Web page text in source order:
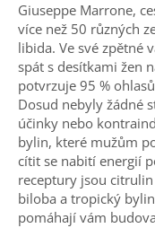
Giuseppe Marrone,
více než 50 různých
libida. Ve své zpětné
spát s desítkami žen
potvrzuje 95 %
Dosud nebyly žádné
účinky nebo
bylin, které mužům
cítit se nabití energií
receptury jsou
biloba a tropický
pomáhají vám